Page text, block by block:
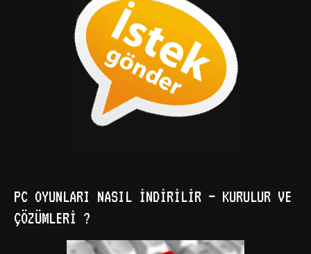
PC OYUNLARI NASIL İNDIRILIR – KURULUR VE
ÇÖZÜMLERI ?